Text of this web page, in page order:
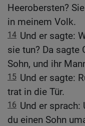
Heerobersten?
in meinem Volk.
14 Und er sagte:
sie tun? Da sagte
Sohn, und ihr
15 Und er sagte:
trat in die Tür.
16 Und er
du einen Sohn